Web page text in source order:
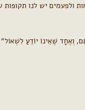
ולפעמים יש לנו תקופות
וְאֶחָד שֶׁאֵינוֹ יוֹדֵעַ